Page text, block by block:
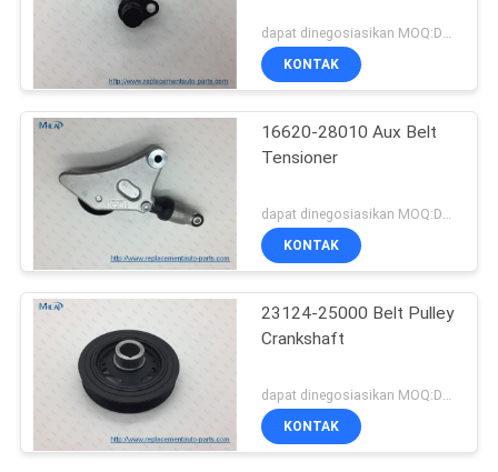
dapat dinegosiasikan MOQ:Dapat dinegosiasikan
KONTAK
16620-28010 Aux Belt
Tensioner
KONTAK
23124-25000 Belt Pulley
Crankshaft
KONTAK